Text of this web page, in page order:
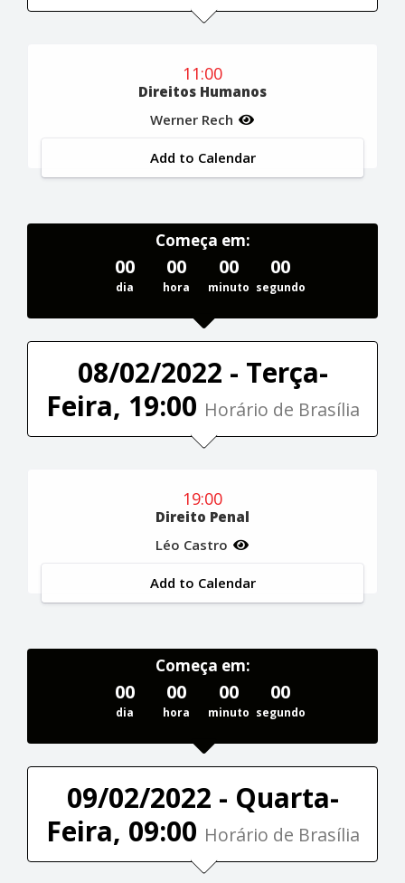
11:00
Direitos Humanos
Werner Rech
Add to Calendar
Começa em:
00
dia
00
hora
00
minuto
00
segundo
08/02/2022 - Terça-
Feira, 19:00 Horário de Brasília
19:00
Direito Penal
Léo Castro
Add to Calendar
Começa em:
00
dia
00
hora
00
minuto
00
segundo
09/02/2022 - Quarta-
Feira, 09:00 Horário de Brasília